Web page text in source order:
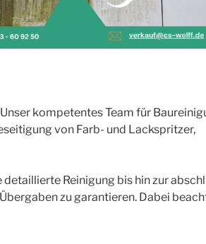
kompetentes Team für
von Farb- und Lackspritzer,
Reinigung bis hin zur
zu garantieren. Dabei